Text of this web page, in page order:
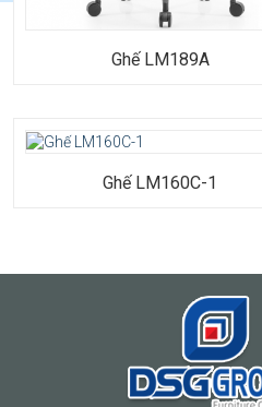
Ghế LM189A
bóng, khung tựa lưng bằng nylon màu
xám, bọc lưới thoáng khí có thể điều
Kích thước: Rộng 485 x Sâu 520 x Cao
Ghế LM160C-1